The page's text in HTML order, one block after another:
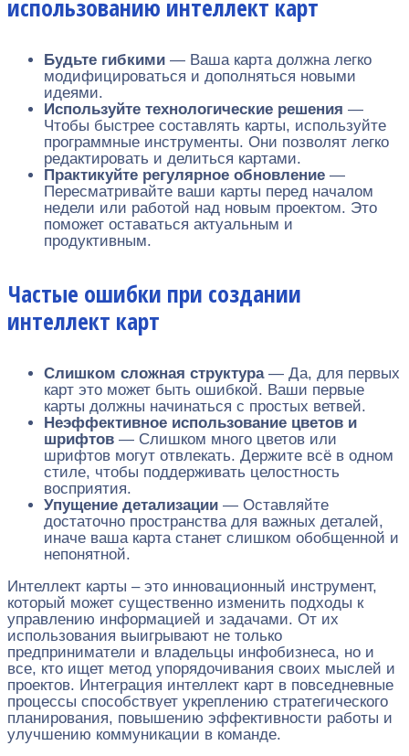
использованию интеллект карт
Будьте гибкими — Ваша карта должна легко
модифицироваться и дополняться новыми
идеями.
Используйте технологические решения —
Чтобы быстрее составлять карты, используйте
программные инструменты. Они позволят легко
редактировать и делиться картами.
Практикуйте регулярное обновление —
Пересматривайте ваши карты перед началом
недели или работой над новым проектом. Это
поможет оставаться актуальным и
продуктивным.
Частые ошибки при создании
интеллект карт
Слишком сложная структура— Да, для первых
карт это может быть ошибкой. Ваши первые
карты должны начинаться с простых ветвей.
Неэффективное использование цветов и
шрифтов — Слишком много цветов или
шрифтов могут отвлекать. Держите всё в одном
стиле, чтобы поддерживать целостность
восприятия.
Упущение детализации — Оставляйте
достаточно пространства для важных деталей,
иначе ваша карта станет слишком обобщенной и
непонятной.
Интеллект карты – это инновационный инструмент,
который может существенно изменить подходы к
управлению информацией и задачами. От их
использования выигрывают не только
предприниматели и владельцы инфобизнеса, но и
все, кто ищет метод упорядочивания своих мыслей и
проектов. Интеграция интеллект карт в повседневные
процессы способствует укреплению стратегического
планирования, повышению эффективности работы и
улучшению коммуникации в команде.